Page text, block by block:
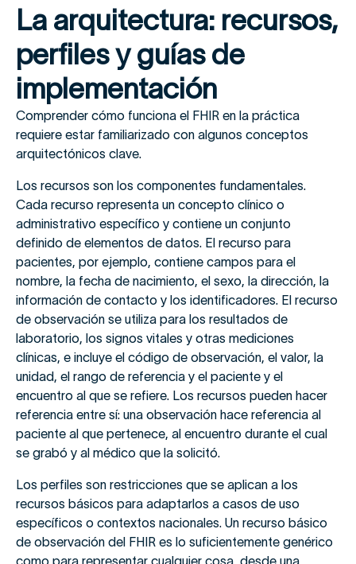
La arquitectura: recursos,
perfiles y guías de
implementación
Comprender cómo funciona el FHIR en la práctica
requiere estar familiarizado con algunos conceptos
arquitectónicos clave.
Los recursos son los componentes fundamentales.
Cada recurso representa un concepto clínico o
administrativo específico y contiene un conjunto
definido de elementos de datos. El recurso para
pacientes, por ejemplo, contiene campos para el
nombre, la fecha de nacimiento, el sexo, la dirección, la
información de contacto y los identificadores. El recurso
de observación se utiliza para los resultados de
laboratorio, los signos vitales y otras mediciones
clínicas, e incluye el código de observación, el valor, la
unidad, el rango de referencia y el paciente y el
encuentro al que se refiere. Los recursos pueden hacer
referencia entre sí: una observación hace referencia al
paciente al que pertenece, al encuentro durante el cual
se grabó y al médico que la solicitó.
Los perfiles son restricciones que se aplican a los
recursos básicos para adaptarlos a casos de uso
específicos o contextos nacionales. Un recurso básico
de observación del FHIR es lo suficientemente genérico
como para representar cualquier cosa, desde una